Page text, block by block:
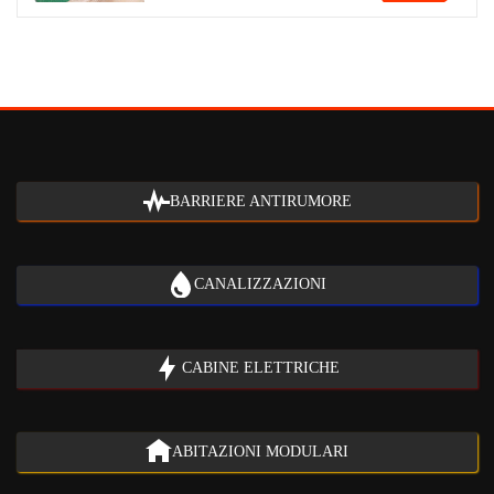
BARRIERE ANTIRUMORE
CANALIZZAZIONI
CABINE ELETTRICHE
ABITAZIONI MODULARI